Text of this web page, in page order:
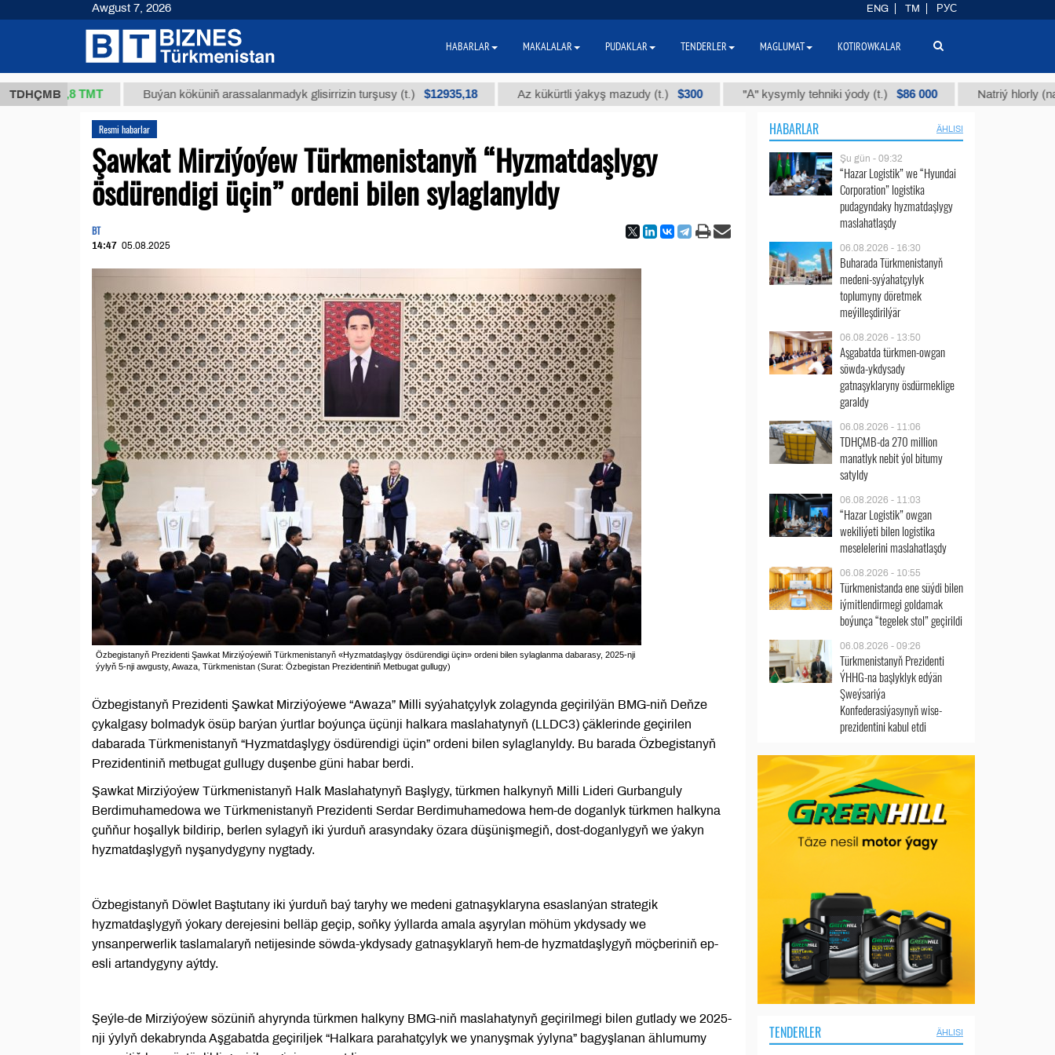
TDHÇMB
37,8 ТМТ Buýan köküniň arassalanmadyk glisirrizin turşusy (t.) $12935,18 Az kükürtli ýakyş mazudy (t.) $300 "А" kysymly tehniki ýody (t.) $86 000 Natriý hlorly (nahar
Resmi habarlar
Şawkat Mirziýoýew Türkmenistanyň “Hyzmatdaşlygy
ösdürendigi üçin” ordeni bilen sylaglanyldy
BT
14:47 05.08.2025
Özbegistanyň Prezidenti Şawkat Mirziýoýewiň Türkmenistanyň «Hyzmatdaşlygy ösdürendigi üçin» ordeni bilen sylaglanma dabarasy, 2025-nji
ýylyň 5-nji awgusty, Awaza, Türkmenistan (Surat: Özbegistan Prezidentiniň Metbugat gullugy)
Özbegistanyň Prezidenti Şawkat Mirziýoýewe “Awaza” Milli syýahatçylyk zolagynda geçirilýän BMG-niň Deňze
çykalgasy bolmadyk ösüp barýan ýurtlar boýunça üçünji halkara maslahatynyň (LLDC3) çäklerinde geçirilen
dabarada Türkmenistanyň “Hyzmatdaşlygy ösdürendigi üçin” ordeni bilen sylaglanyldy. Bu barada Özbegistanyň
Prezidentiniň metbugat gullugy duşenbe güni habar berdi.
Şawkat Mirziýoýew Türkmenistanyň Halk Maslahatynyň Başlygy, türkmen halkynyň Milli Lideri Gurbanguly
Berdimuhamedowa we Türkmenistanyň Prezidenti Serdar Berdimuhamedowa hem-de doganlyk türkmen halkyna
çuňňur hoşallyk bildirip, berlen sylagyň iki ýurduň arasyndaky özara düşünişmegiň, dost-doganlygyň we ýakyn
hyzmatdaşlygyň nyşanydygyny nygtady.
Özbegistanyň Döwlet Baştutany iki ýurduň baý taryhy we medeni gatnaşyklaryna esaslanýan strategik
hyzmatdaşlygyň ýokary derejesini belläp geçip, soňky ýyllarda amala aşyrylan möhüm ykdysady we
ynsanperwerlik taslamalaryň netijesinde söwda-ykdysady gatnaşyklaryň hem-de hyzmatdaşlygyň möçberiniň ep-
esli artandygyny aýtdy.
Şeýle-de Mirziýoýew sözüniň ahyrynda türkmen halkyny BMG-niň maslahatynyň geçirilmegi bilen gutlady we 2025-
nji ýylyň dekabrynda Aşgabatda geçiriljek “Halkara parahatçylyk we ynanyşmak ýylyna” bagyşlanan ählumumy
HABARLAR ÄHLISI
Şu gün - 09:32
“Hazar Logistik” we “Hyundai
Corporation” logistika
pudagyndaky hyzmatdaşlygy
maslahatlaşdy
06.08.2026 - 16:30
Buharada Türkmenistanyň
medeni-syýahatçylyk
toplumyny döretmek
meýilleşdirilýär
06.08.2026 - 13:50
Aşgabatda türkmen-owgan
söwda-ykdysady
gatnaşyklaryny ösdürmeklige
garaldy
06.08.2026 - 11:06
TDHÇMB-da 270 million
manatlyk nebit ýol bitumy
satyldy
06.08.2026 - 11:03
“Hazar Logistik” owgan
wekiliýeti bilen logistika
meselelerini maslahatlaşdy
06.08.2026 - 10:55
Türkmenistanda ene süýdi bilen
iýmitlendirmegi goldamak
boýunça “tegelek stol” geçirildi
06.08.2026 - 09:26
Türkmenistanyň Prezidenti
ÝHHG-na başlyklyk edýän
Şweýsariýa
Konfederasiýasynyň wise-
prezidentini kabul etdi
TENDERLER ÄHLISI
Awgust 7, 2026 ENG TM РУС
HABARLAR MAKALALAR PUDAKLAR TENDERLER MAGLUMAT KOTIROWKALAR